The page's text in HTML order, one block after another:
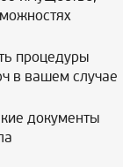
процедуры
в вашем случае
документы